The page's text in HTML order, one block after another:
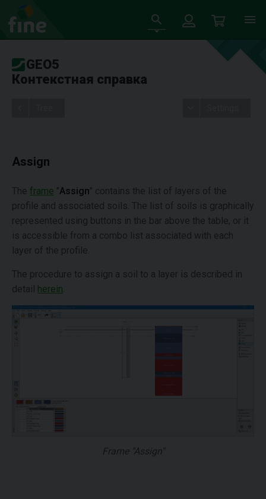
GEO5
Контекстная справка
Assign
The frame "Assign" contains the list of layers of the
profile and associated soils. The list of soils is graphically
represented using buttons in the bar above the table, or it
is accessible from a combo list associated with each
layer of the profile.
The procedure to assign a soil to a layer is described in
detail herein
Frame "Assign"